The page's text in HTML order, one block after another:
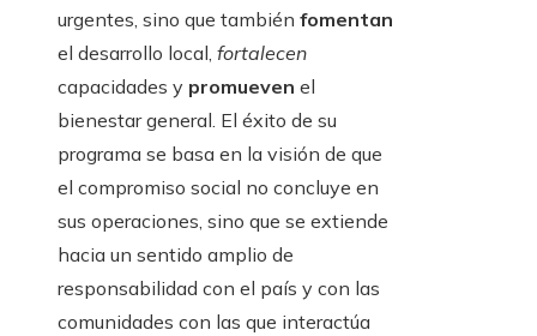
urgentes, sino que también fomentan
el desarrollo local, fortalecen
capacidades y promueven el
bienestar general. El éxito de su
programa se basa en la visión de que
el compromiso social no concluye en
sus operaciones, sino que se extiende
hacia un sentido amplio de
responsabilidad con el país y con las
comunidades con las que interactúa